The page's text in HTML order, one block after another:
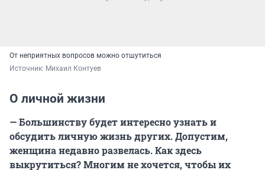
От неприятных вопросов можно отшутиться
Источник: Михаил Контуев
О личной жизни
— Большинству будет интересно узнать и
обсудить личную жизнь других. Допустим,
женщина недавно развелась. Как здесь
выкрутиться? Многим не хочется, чтобы их